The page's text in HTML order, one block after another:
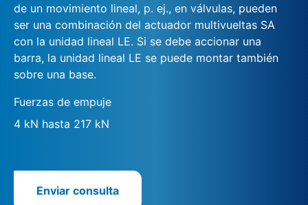
de un movimiento lineal, p. ej., en válvulas, pueden
ser una combinación del actuador multivueltas SA
con la unidad lineal LE. Si se debe accionar una
barra, la unidad lineal LE se puede montar también
sobre una base.
Fuerzas de empuje
4 kN hasta 217 kN
Enviar consulta